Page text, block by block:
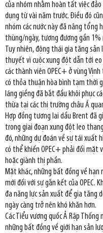
của nhóm nhằm hoàn tất việc
dụng từ vài năm trước. Điều đó
nhóm các nước này đã nâng tổng
thùng/ngày, tương đương gần 1%
Tuy nhiên, động thái gia tăng sản
thuyết vì cuộc xung đột dẫn tới
các thành viên OPEC+ ở vùng
có thỏa thuận hòa bình tạm thời
láng giềng đã bắt đầu khôi phục
thừa tại các thị trường châu Á
Hợp đồng tương lai dầu Brent đã
trong giai đoạn xung đột leo
đó, những dự đoán về sự tái xuất
có thể khiến OPEC+ phải đối mặt
hoặc giành thị phần.
Mặt khác, những bất đồng về
mới đối với sự gắn kết của OPEC.
đa năng lực sản xuất để gia tăng
ngày càng trở nên khó khăn hơn.
Các Tiểu vương quốc Ả Rập
những bất đồng về giới hạn sản